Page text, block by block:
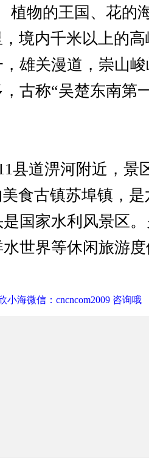
植物的王国、花的
境内千米以上的高
雄关漫道，崇山峻
古称“吴楚东南第
县道淠河附近，景
食古镇苏埠镇，是
国家水利风景区
世界等休闲旅游度
海微信：cncncom2009 咨询哦